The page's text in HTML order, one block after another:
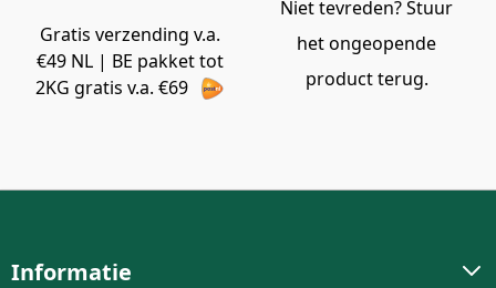
Gratis verzending v.a.
€49 NL | BE pakket tot
2KG gratis v.a. €69
Niet tevreden? Stuur
het ongeopende
product terug.
Informatie